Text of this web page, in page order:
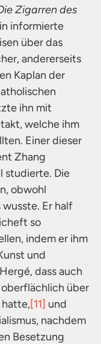
Zigarren des
informierte
über das
andererseits
Kaplan der
ihn mit
welche ihm
Einer dieser
Zhang
studierte. Die
obwohl
Er half
so
indem er ihm
und
dass auch
oberflächlich über
hatte,[11] und
nachdem
Besetzung